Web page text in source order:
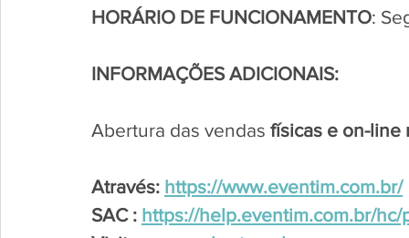
HORÁRIO DE FUNCIONAMENTO:
INFORMAÇÕES ADICIONAIS:
Abertura das vendas físicas e on-line
Através: https://www.eventim.com.br/
SAC : https://help.eventim.com.br/hc/